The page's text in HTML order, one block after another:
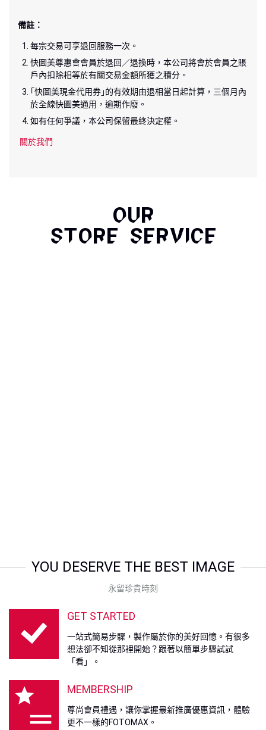
備註：
每宗交易可享退回服務一次。
快圖美尊惠會會員於退回／退換時，本公司將會於會員之賬
戶內扣除相等於有關交易金額所獲之積分。
｢快圖美現金代用券｣的有效期由退相當日起計算，三個月內
於全線快圖美通用，逾期作廢。
如有任何爭議，本公司保留最終決定權。
關於我們
OUR
STORE SERVICE
YOU DESERVE THE BEST IMAGE
永留珍貴時刻
GET STARTED
一站式簡易步驟，製作屬於你的美好回憶。有很多
想法卻不知從那裡開始？跟著以簡單步驟試試
「看」。
MEMBERSHIP
尊尚會員禮遇，讓你掌握最新推廣優惠資訊，體驗
更不一樣的FOTOMAX。